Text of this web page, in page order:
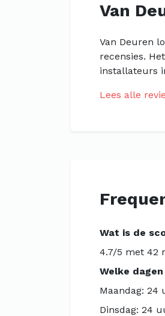
Van
Van Deuren
recensies.
installateurs
Lees alle
Wat is de
4.7/5 met 42
Welke dagen
Maandag: 24
Dinsdag: 24